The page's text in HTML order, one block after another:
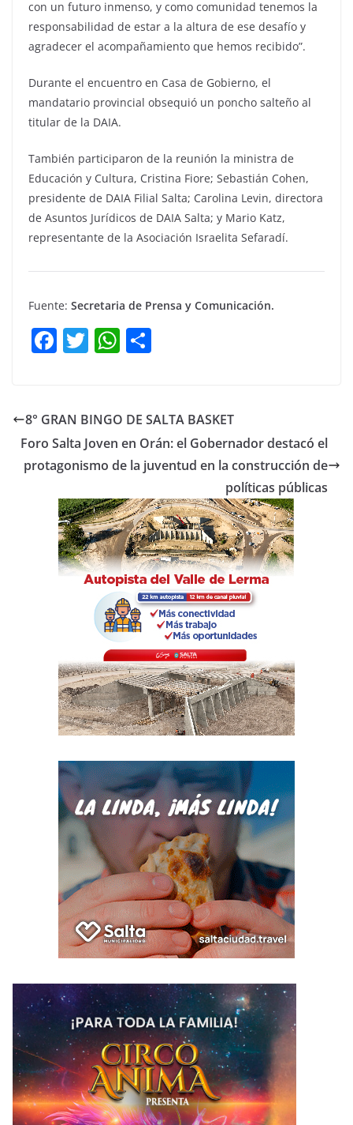
con un futuro inmenso, y como comunidad tenemos la
responsabilidad de estar a la altura de ese desafío y
agradecer el acompañamiento que hemos recibido”.
Durante el encuentro en Casa de Gobierno, el
mandatario provincial obsequió un poncho salteño al
titular de la DAIA.
También participaron de la reunión la ministra de
Educación y Cultura, Cristina Fiore; Sebastián Cohen,
presidente de DAIA Filial Salta; Carolina Levin, directora
de Asuntos Jurídicos de DAIA Salta; y Mario Katz,
representante de la Asociación Israelita Sefaradí.
Fuente: Secretaria de Prensa y Comunicación.
F
e
b
o
o
k
T
er
W
s
A
p
p
p
ar
tir
8° GRAN BINGO DE SALTA BASKET
Foro Salta Joven en Orán: el Gobernador destacó el
protagonismo de la juventud en la construcción de
políticas públicas